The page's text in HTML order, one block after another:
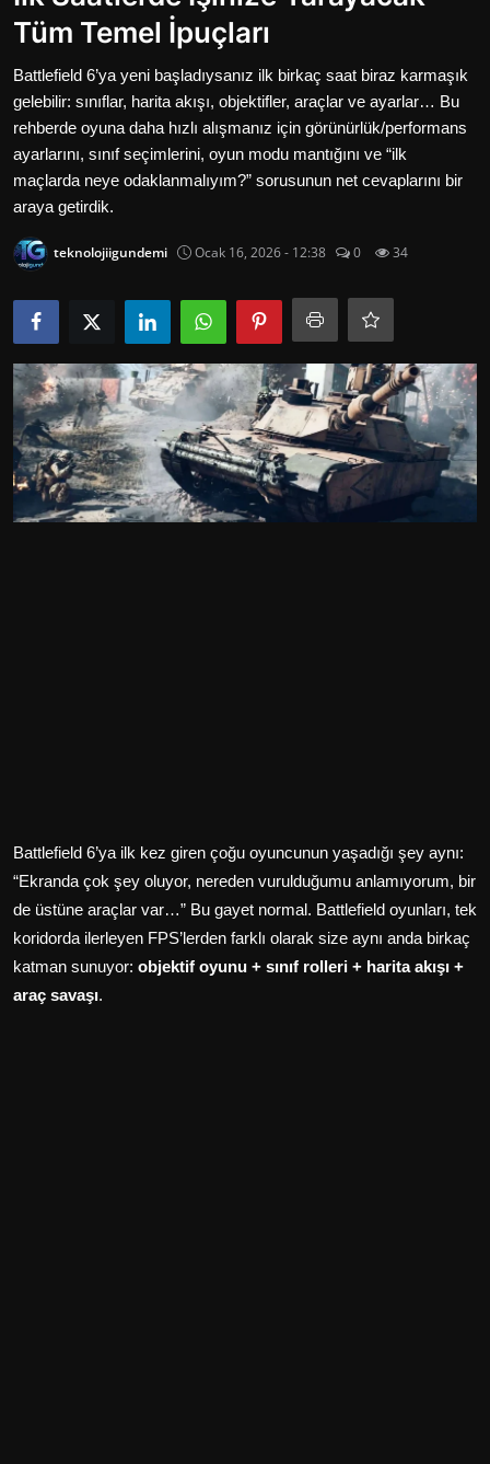
Oyun
İletisim
Aktüeller
E-Ticaret
Tüm Temel İpuçları
Battlefield 6’ya yeni başladıysanız ilk birkaç saat biraz karmaşık
gelebilir: sınıflar, harita akışı, objektifler, araçlar ve ayarlar… Bu
rehberde oyuna daha hızlı alışmanız için görünürlük/performans
ayarlarını, sınıf seçimlerini, oyun modu mantığını ve “ilk
maçlarda neye odaklanmalıyım?” sorusunun net cevaplarını bir
araya getirdik.
teknolojiigundemi Ocak 16, 2026 - 12:38 0 34
Battlefield 6’ya ilk kez giren çoğu oyuncunun yaşadığı şey aynı:
“Ekranda çok şey oluyor, nereden vurulduğumu anlamıyorum, bir
de üstüne araçlar var…” Bu gayet normal. Battlefield oyunları, tek
koridorda ilerleyen FPS’lerden farklı olarak size aynı anda birkaç
katman sunuyor: objektif oyunu + sınıf rolleri + harita akışı +
araç savaşı.